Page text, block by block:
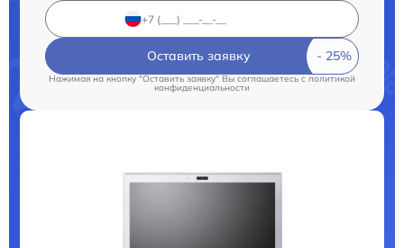
Оставить заявку
Нажимая на кнопку "Оставить заявку" Вы соглашаетесь c политикой
конфиденциальности